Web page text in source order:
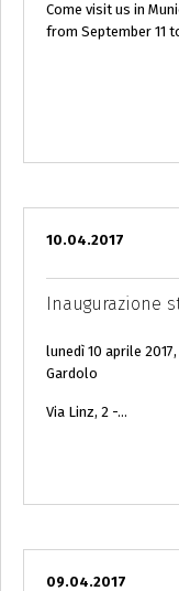
Come visit us in
from September 11
10.04.2017
Inaugurazione
lunedì 10 aprile
Gardolo
Via Linz, 2 -...
09.04.2017